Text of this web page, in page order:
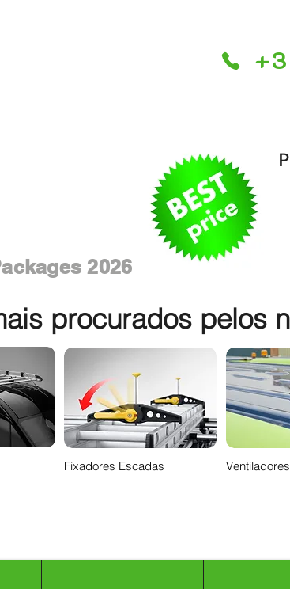
2026
procurados pelos
Fixadores Escadas Ventiladores